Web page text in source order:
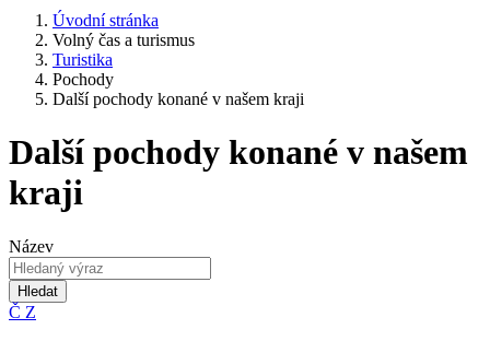
Úvodní stránka
Volný čas a turismus
Turistika
Pochody
Další pochody konané v našem kraji
Další pochody konané v našem
kraji
Název
Hledat
Č Z